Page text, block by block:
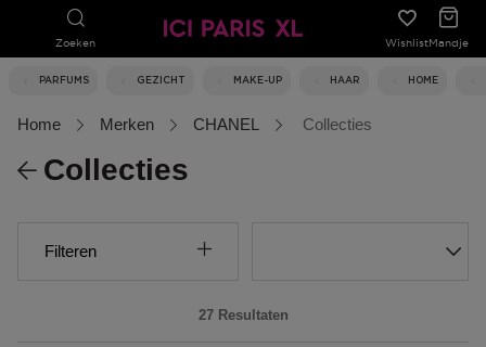
Zoeken WishlistMandje
PARFUMS GEZICHT MAKE-UP HAAR HOME
Home Merken CHANEL Collecties
Collecties
Filteren
27 Resultaten